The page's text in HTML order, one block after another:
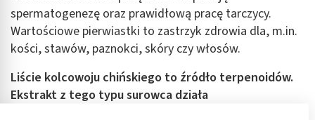
spermatogenezę oraz prawidłową pracę tarczycy.
Wartościowe pierwiastki to zastrzyk zdrowia dla, m.in.
kości, stawów, paznokci, skóry czy włosów.
Liście kolcowoju chińskiego to źródło terpenoidów.
Ekstrakt z tego typu surowca działa